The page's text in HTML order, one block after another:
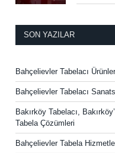
SON YAZILAR
Bahçelievler Tabelacı
Bahçelievler Tabelacı
Bakırköy Tabelacı,
Tabela Çözümleri
Bahçelievler Tabela